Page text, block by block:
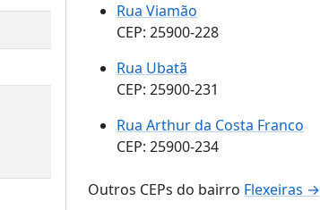
Rua Viamão
CEP: 25900-228
Rua Ubatã
CEP: 25900-231
Rua Arthur da Costa Franco
CEP: 25900-234
Outros CEPs do bairro Flexeiras →